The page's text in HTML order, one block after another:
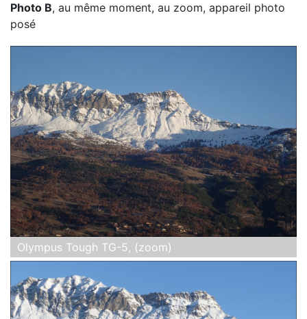
Photo B, au même moment, au zoom, appareil photo
posé
Olympus Tough TG-5, (zoom)